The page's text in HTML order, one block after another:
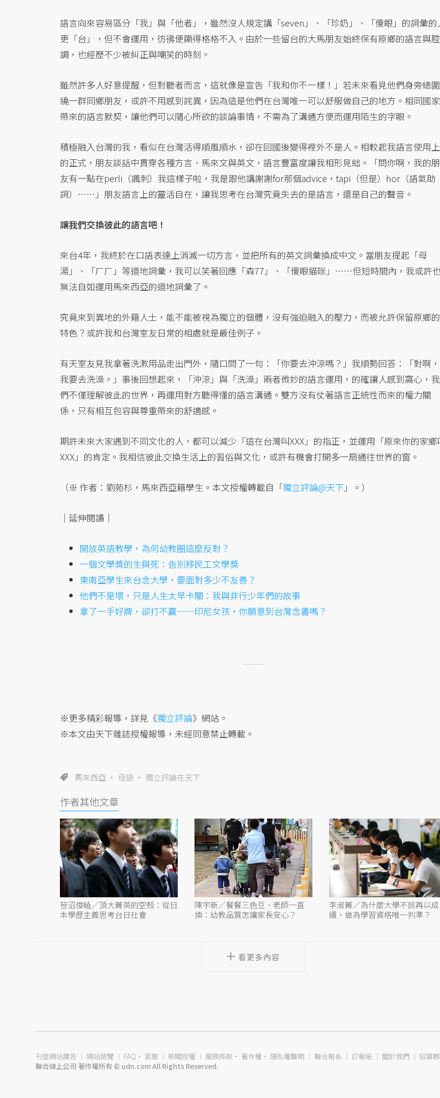
語言向來容易區分「我」與「他者」，雖然沒人規定講「seven」、「珍奶」、「傻眼」的詞彙的
更「台」，但不會運用，彷彿便顯得格格不入。由於一些留台的大馬朋友始終保有原鄉的語言與腔
調，也經歷不少被糾正與嘲笑的時刻。
雖然許多人好意提醒，但對聽者而言，這就像是宣告「我和你不一樣！」若未來看見他們身旁總圍
繞一群同鄉朋友，或許不用感到詫異，因為這是他們在台灣唯一可以舒服做自己的地方。相同國家
帶來的語言默契，讓他們可以隨心所欲的談論事情，不需為了溝通方便而運用陌生的字眼。
積極融入台灣的我，看似在台灣活得順風順水，卻在回國後變得裡外不是人。相較起我語言使用上
的正式，朋友談話中貫穿各種方言、馬來文與英文，語言豐富度讓我相形見絀。「問你啊，我的朋
友有一點在perli（諷刺）我這樣子啦，我是跟他講謝謝for那個advice，tapi（但是）hor（語氣助
詞）……」朋友語言上的靈活自在，讓我思考在台灣究竟失去的是語言，還是自己的聲音。
讓我們交換彼此的語言吧！
來台4年，我終於在口語表達上消滅一切方言，並把所有的英文詞彙換成中文。當朋友提起「母
湯」、「ㄏㄏ」等道地詞彙，我可以笑著回應「森77」、「傻眼貓咪」……但短時間內，我或許
無法自如運用馬來西亞的道地詞彙了。
究竟來到異地的外籍人士，能不能被視為獨立的個體，沒有強迫融入的壓力，而被允許保留原鄉的
特色？或許我和台灣室友日常的相處就是最佳例子。
有天室友見我拿著洗漱用品走出門外，隨口問了一句：「你要去沖涼嗎？」我順勢回答：「對啊，
我要去洗澡。」事後回想起來，「沖涼」與「洗澡」兩者微妙的語言運用，的確讓人感到窩心，我
們不僅理解彼此的世界，再運用對方聽得懂的語言溝通。雙方沒有仗著語言正統性而來的權力關
係，只有相互包容與尊重帶來的舒適感。
期許未來大家遇到不同文化的人，都可以減少「這在台灣叫XXX」的指正，並運用「原來你的家鄉
XXX」的肯定。我相信彼此交換生活上的習俗與文化，或許有機會打開多一扇通往世界的窗。
（※ 作者：劉苑杉，馬來西亞籍學生。本文授權轉載自「獨立評論@天下 」。）
｜延伸閱讀｜
開放英語教學，為何幼教圈這麼反對？
一個文學獎的生與死：告別移民工文學獎
東南亞學生來台念大學，要面對多少不友善？
他們不是壞，只是人生太早卡關：我與非行少年們的故事
拿了一手好牌，卻打不贏——印尼女孩，你願意到台灣念書嗎？
※更多精彩報導，詳見《獨立評論》網站。
※本文由天下雜誌授權報導，未經同意禁止轉載。
馬來西亞 母語 獨立評論在天下
作者其他文章
笹沼俊暁／頂大菁英的空殼：從日
本學歷主義思考台日社會
陳宇新／餐餐三色豆、老師一直
換：幼教品質怎讓家長安心？
李淑菁／為什麼大學不該再以成
績，做為學習資格唯一判準？
看更多內容
刊登網站廣告 ︱ 網站總覽 ︱ FAQ ‧ 客服 ︱ 新聞授權 ︱ 服務條款 ‧ 著作權 ‧ 隱私權聲明 ︱ 聯合報系 ︱ 訂報紙 ︱ 關於我們 ︱ 招募
聯合線上公司 著作權所有 © udn.com All Rights Reserved.